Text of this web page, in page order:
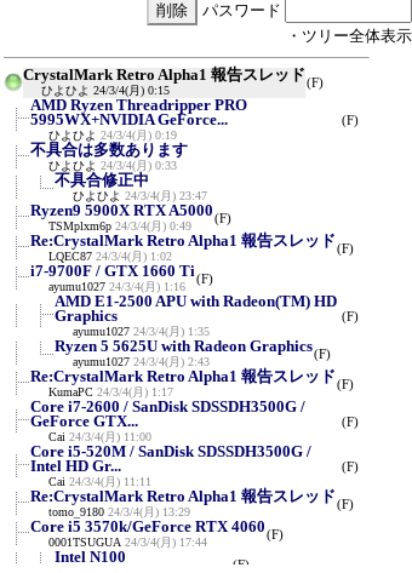
パスワード
・ツリー全体表示
CrystalMark Retro Alpha1 報告スレッド
ひよひよ 24/3/4(月) 0:15
(F)
AMD Ryzen Threadripper PRO
5995WX+NVIDIA GeForce...
ひよひよ 24/3/4(月) 0:19
(F)
不具合は多数あります
ひよひよ 24/3/4(月) 0:33
不具合修正中
ひよひよ 24/3/4(月) 23:47
Ryzen9 5900X RTX A5000
TSMplxm6p 24/3/4(月) 0:49
(F)
Re:CrystalMark Retro Alpha1 報告スレッド
LQEC87 24/3/4(月) 1:02
(F)
i7-9700F / GTX 1660 Ti
ayumu1027 24/3/4(月) 1:16
(F)
AMD E1-2500 APU with Radeon(TM) HD
Graphics
ayumu1027 24/3/4(月) 1:35
(F)
Ryzen 5 5625U with Radeon Graphics
ayumu1027 24/3/4(月) 2:43
(F)
Re:CrystalMark Retro Alpha1 報告スレッド
KumaPC 24/3/4(月) 1:17
(F)
Core i7-2600 / SanDisk SDSSDH3500G /
GeForce GTX...
Cai 24/3/4(月) 11:00
(F)
Core i5-520M / SanDisk SDSSDH3500G /
Intel HD Gr...
Cai 24/3/4(月) 11:11
(F)
Re:CrystalMark Retro Alpha1 報告スレッド
tomo_9180 24/3/4(月) 13:29
(F)
Core i5 3570k/GeForce RTX 4060
0001TSUGUA 24/3/4(月) 17:44
(F)
Intel N100 (F)